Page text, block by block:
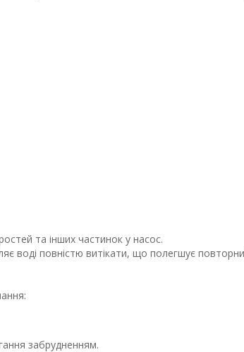
та інших частинок у насос.
воді повністю витікати, що полегшує
забрудненням.